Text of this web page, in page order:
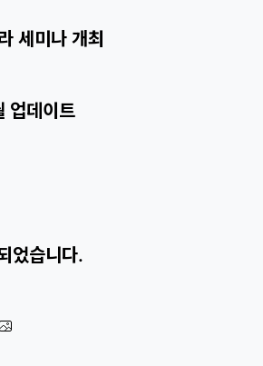
세미나 개최
데이트
었습니다.